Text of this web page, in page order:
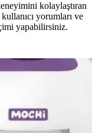
kolaylaştıran
yorumları ve
yapabilirsiniz.